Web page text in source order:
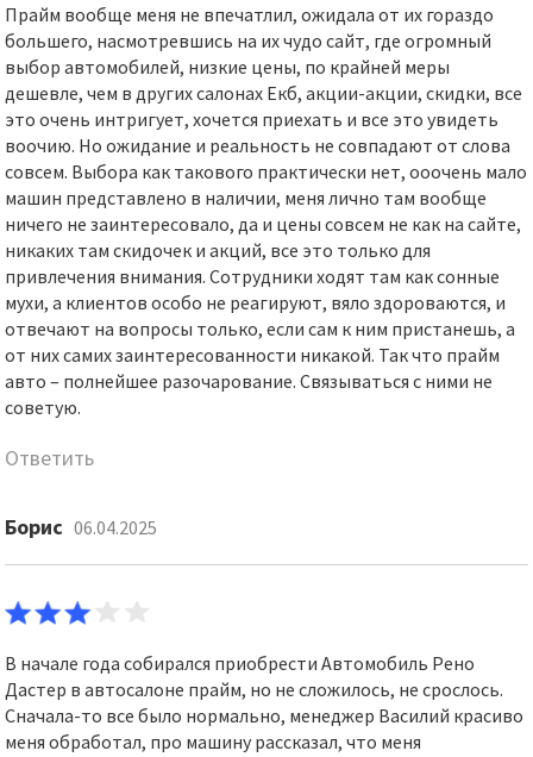
Прайм вообще меня не впечатлил, ожидала от их гораздо
большего, насмотревшись на их чудо сайт, где огромный
выбор автомобилей, низкие цены, по крайней меры
дешевле, чем в других салонах Екб, акции-акции, скидки, все
это очень интригует, хочется приехать и все это увидеть
воочию. Но ожидание и реальность не совпадают от слова
совсем. Выбора как такового практически нет, ооочень мало
машин представлено в наличии, меня лично там вообще
ничего не заинтересовало, да и цены совсем не как на сайте,
никаких там скидочек и акций, все это только для
привлечения внимания. Сотрудники ходят там как сонные
мухи, а клиентов особо не реагируют, вяло здороваются, и
отвечают на вопросы только, если сам к ним пристанешь, а
от них самих заинтересованности никакой. Так что прайм
авто – полнейшее разочарование. Связываться с ними не
советую.
Ответить
Борис 06.04.2025
В начале года собирался приобрести Автомобиль Рено
Дастер в автосалоне прайм, но не сложилось, не срослось.
Сначала-то все было нормально, менеджер Василий красиво
меня обработал, про машину рассказал, что меня